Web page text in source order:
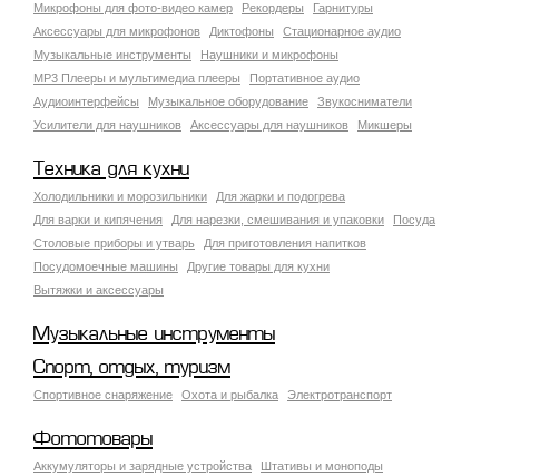
Микрофоны для фото-видео камер Рекордеры
Гарнитуры
Аксессуары для микрофонов
Диктофоны
Стационарное аудио
Музыкальные инструменты
Наушники и микрофоны
MP3 Плееры и мультимедиа плееры
Портативное аудио
Аудиоинтерфейсы
Музыкальное оборудование
Звукосниматели
Усилители для наушников
Аксессуары для наушников Микшеры
Техника для кухни
Холодильники и морозильники
Для жарки и подогрева
Для варки и кипячения
Для нарезки, смешивания и упаковки
Посуда
Столовые приборы и утварь
Для приготовления напитков
Посудомоечные машины
Другие товары для кухни
Вытяжки и аксессуары
Музыкальные инструменты
Спорт, отдых, туризм
Спортивное снаряжение Охота и рыбалка Электротранспорт
Фототовары
Аккумуляторы и зарядные устройства Штативы и моноподы